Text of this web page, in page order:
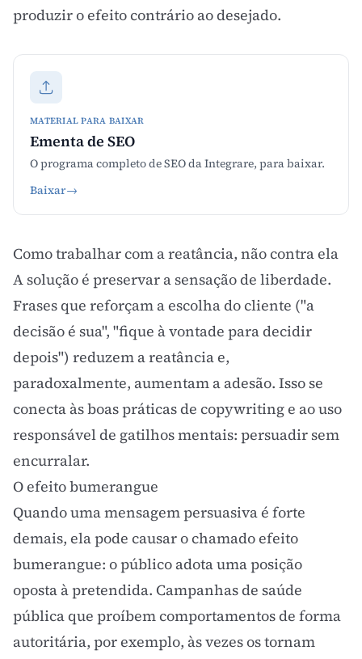
produzir o efeito contrário ao desejado.
MATERIAL PARA BAIXAR
Ementa de SEO
O programa completo de SEO da Integrare, para baixar.
Baixar→
Como trabalhar com a reatância, não contra ela
A solução é preservar a sensação de liberdade.
Frases que reforçam a escolha do cliente ("a
decisão é sua", "fique à vontade para decidir
depois") reduzem a reatância e,
paradoxalmente, aumentam a adesão. Isso se
conecta às boas práticas de copywritinge ao uso
responsável de gatilhos mentais: persuadir sem
encurralar.
O efeito bumerangue
Quando uma mensagem persuasiva é forte
demais, ela pode causar o chamado efeito
bumerangue: o público adota uma posição
oposta à pretendida. Campanhas de saúde
pública que proíbem comportamentos de forma
autoritária, por exemplo, às vezes os tornam